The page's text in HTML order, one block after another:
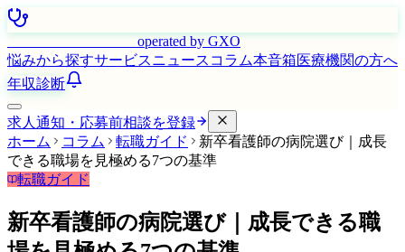
operated by GXO
悩みから探すサービスニュース コラム本音箱医療機関の方へ
年収診断
求人通知・応募前相談を登録
ホーム
コラム 転職ガイド
新卒看護師の病院選び｜成長
できる職場を見極める7つの基準
転職ガイド
新卒看護師の病院選び｜成長できる職